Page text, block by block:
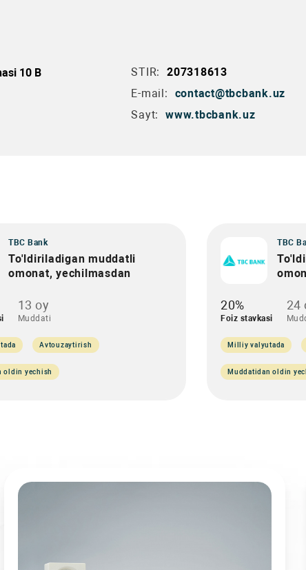
10 B
STIR:
207318613
E-mail:
contact@tbcbank.uz
Sayt:
www.tbcbank.uz
TBC Bank
To'ldiriladigan muddatli
omonat, yechilmasdan
13 oy
Muddati
Avtouzaytirish
oldin yechish
TBC
20%
Foiz stavkasi
24
Milliy valyutada
Muddatidan oldin